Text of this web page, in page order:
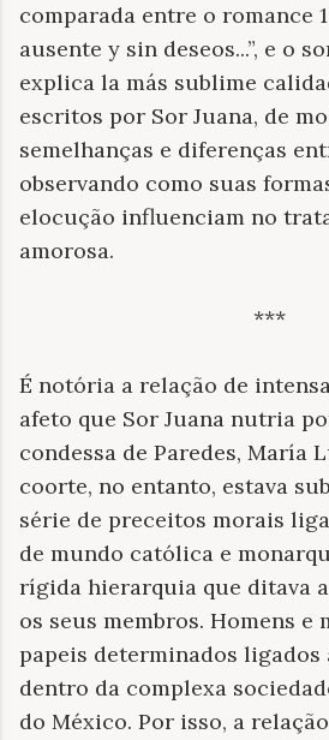
comparada entre o romance
ausente y sin deseos...”, e o
explica la más sublime
escritos por Sor Juana, de
semelhanças e diferenças
observando como suas
elocução influenciam no
amorosa.
***
É notória a relação de
afeto que Sor Juana nutria
condessa de Paredes, María
coorte, no entanto, estava
série de preceitos morais
de mundo católica e
rígida hierarquia que ditava
os seus membros. Homens
papeis determinados ligados
dentro da complexa
do México. Por isso, a